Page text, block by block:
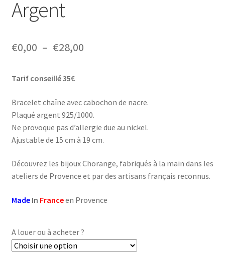
Argent
€0,00 – €28,00Plage
€0,00
à
€28,00
Tarif conseillé 35€
Bracelet chaîne avec cabochon de nacre.
Plaqué argent 925/1000.
Ne provoque pas d’allergie due au nickel.
Ajustable de 15 cm à 19 cm.
Découvrez les bijoux Chorange, fabriqués à la main dans les
ateliers de Provence et par des artisans français reconnus.
MadeIn Franceen Provence
A louer ou à acheter ?